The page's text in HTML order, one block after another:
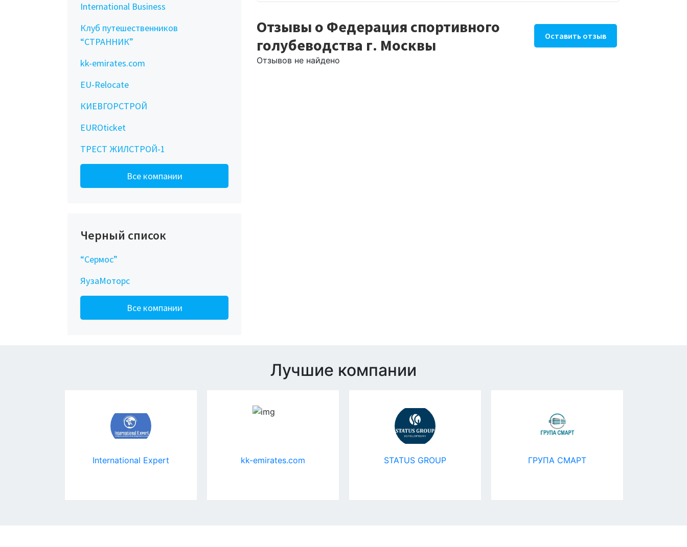
Отзывы о Федерация спортивного
голубеводства г. Москвы
Оставить отзыв
Отзывов не найдено
International Business
Клуб путешественников
“СТРАННИК”
kk-emirates.com
EU-Relocate
КИЕВГОРСТРОЙ
EUROticket
ТРЕСТ ЖИЛСТРОЙ-1
Все компании
Черный список
“Сермос”
ЯузаМоторс
Все компании
Лучшие компании
International Expert kk-emirates.com STATUS GROUP ГРУПА СМАРТ